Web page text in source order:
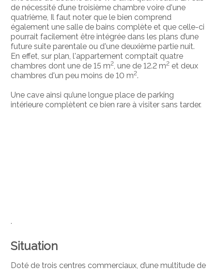
de nécessité d’une troisième chambre voire d'une
quatrième, Il faut noter que le bien comprend
également une salle de bains complète et que celle-ci
pourrait facilement être intégrée dans les plans d’une
future suite parentale ou d'une deuxième partie nuit.
En effet, sur plan, l'appartement comptait quatre
chambres dont une de 15 m2, une de 12.2 m2 et deux
chambres d'un peu moins de 10 m2.
Une cave ainsi qu’une longue place de parking
intérieure complètent ce bien rare à visiter sans tarder.
.
Situation
Doté de trois centres commerciaux, d’une multitude de